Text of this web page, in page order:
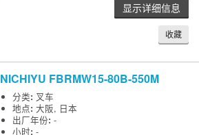
显示详细信息
收藏
NICHIYU FBRMW15-80B-550M
分类: 叉车
地点:大阪, 日本
出厂年份:-
小时:-